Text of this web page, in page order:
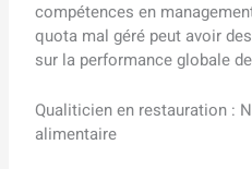
compétences en
quota mal géré peut avoir
sur la performance globale
Qualiticien en restauration :
alimentaire